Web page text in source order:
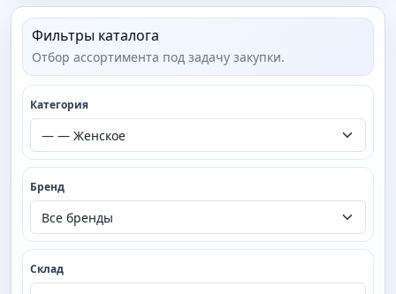
Фильтры каталога
Отбор ассортимента под задачу закупки.
Категория
Бренд
Склад